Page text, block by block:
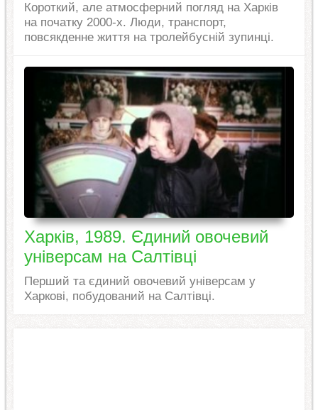
Короткий, але атмосферний погляд на Харків
на початку 2000-х. Люди, транспорт,
повсякденне життя на тролейбусній зупинці.
Харків, 1989. Єдиний овочевий
універсам на Салтівці
Перший та єдиний овочевий універсам у
Харкові, побудований на Салтівці.